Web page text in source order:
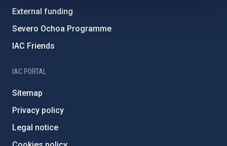
External funding
Severo Ochoa Programme
IAC Friends
IAC PORTAL
Sitemap
Privacy policy
Legal notice